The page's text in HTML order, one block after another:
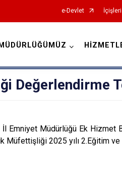
e-Devlet İçişleri
MÜDÜRLÜĞÜMÜZ
Değerlendirme
Emniyet Müdürlüğü Ek Hizmet
2025 yılı 2.Eğitim ve